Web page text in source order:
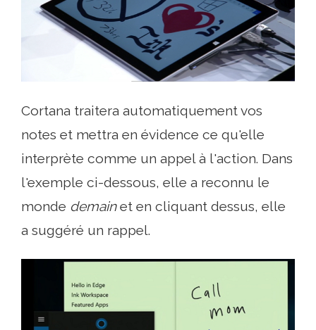
Cortana traitera automatiquement vos
notes et mettra en évidence ce qu'elle
interprète comme un appel à l'action. Dans
l'exemple ci-dessous, elle a reconnu le
monde demainet en cliquant dessus, elle
a suggéré un rappel.